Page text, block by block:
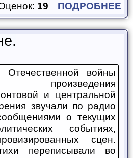
19 ПОДРОБНЕЕ
войны
произведения
и центральной
звучали по радио
о текущих
событиях,
сцен.
переписывали во